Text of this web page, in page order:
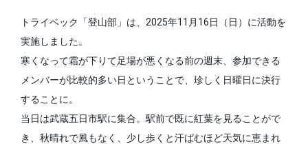
トライベック「登山部」は、2025年11月16日（日）に活動を
実施しました。
寒くなって霜が下りて足場が悪くなる前の週末、参加できる
メンバーが比較的多い日ということで、珍しく日曜日に決行
することに。
当日は武蔵五日市駅に集合。駅前で既に紅葉を見ることがで
き、秋晴れで風もなく、少し歩くと汗ばむほど天気に恵まれ